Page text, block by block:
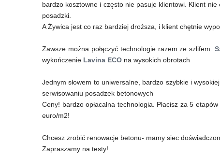
bardzo kosztowne i często nie pasuje klientowi. Klient
posadzki.
A Żywica jest co raz bardziej droższa, i klient chętnie
Zawsze można połączyć technologie razem ze szlifem.
wykończenie Lavina ECO na wysokich obrotach
Jednym słowem to uniwersalne, bardzo szybkie i
serwisowaniu posadzek betonowych
Ceny! bardzo opłacalna technologia. Płacisz za 5
euro/m2!
Chcesz zrobić renowacje betonu- mamy siec
Zapraszamy na testy!